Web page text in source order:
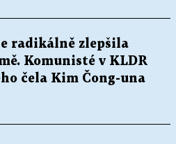
radikálně zlepšila
Komunisté v KLDR
čela Kim Čong-una